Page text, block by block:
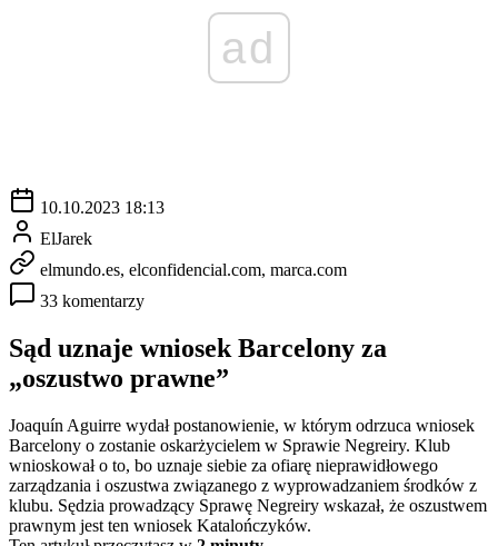
ad
10.10.2023 18:13
ElJarek
elmundo.es, elconfidencial.com, marca.com
33 komentarzy
Sąd uznaje wniosek Barcelony za
„oszustwo prawne”
Joaquín Aguirre wydał postanowienie, w którym odrzuca wniosek
Barcelony o zostanie oskarżycielem w Sprawie Negreiry. Klub
wnioskował o to, bo uznaje siebie za ofiarę nieprawidłowego
zarządzania i oszustwa związanego z wyprowadzaniem środków z
klubu. Sędzia prowadzący Sprawę Negreiry wskazał, że oszustwem
prawnym jest ten wniosek Katalończyków.